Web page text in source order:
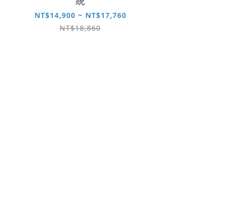
NT$14,900 ~ NT$17,760
NT$18,860